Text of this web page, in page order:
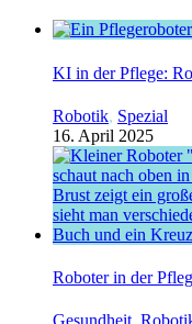
KI in der Pflege:
Robotik, Spezial
16. April 2025
Roboter in der